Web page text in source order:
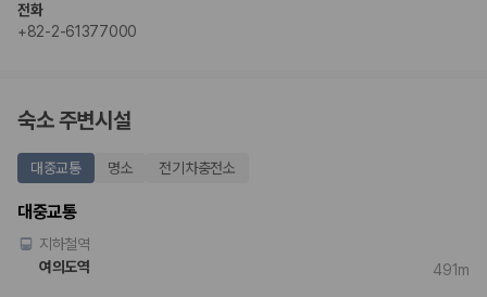
제주 렌트카는 차량 인수 위치와 셔틀 편의성에 따라 실제 이용 만족도가
제주도 렌트카 차종별 가격비교
경차·소형차
혼자 또는 2인 여행에 적합하며 제주 렌트카 최저가를 찾는 사용자
가 가장 먼저 비교하는 차종입니다.
준중형·중형차
커플·친구 여행에서 많이 선택되며 가격과 승차감의 균형이 좋은 차
종입니다.
전화
+82-2-61377000
숙소 주변시설
대중교통 명소 전기차충전소
대중교통
지하철역
여의도역
491m